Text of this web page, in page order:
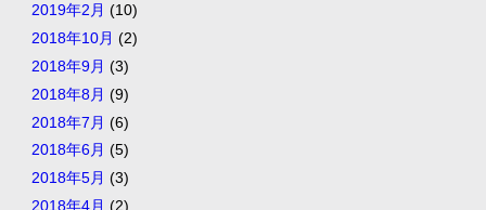
2019年2月 (10)
2018年10月 (2)
2018年9月 (3)
2018年8月 (9)
2018年7月 (6)
2018年6月 (5)
2018年5月 (3)
2018年4月 (2)